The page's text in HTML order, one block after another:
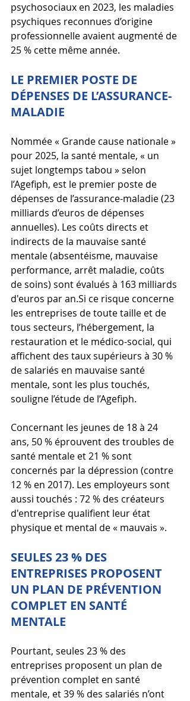
psychosociaux en 2023, les maladies
psychiques reconnues d’origine
professionnelle avaient augmenté de
25 % cette même année.
LE PREMIER POSTE DE
DÉPENSES DE L’ASSURANCE-
MALADIE
Nommée « Grande cause nationale »
pour 2025, la santé mentale, « un
sujet longtemps tabou » selon
l’Agefiph, est le premier poste de
dépenses de l’assurance-maladie (23
milliards d’euros de dépenses
annuelles). Les coûts directs et
indirects de la mauvaise santé
mentale (absentéisme, mauvaise
performance, arrêt maladie, coûts
de soins) sont évalués à 163 milliards
d'euros par an.Si ce risque concerne
les entreprises de toute taille et de
tous secteurs, l’hébergement, la
restauration et le médico-social, qui
affichent des taux supérieurs à 30 %
de salariés en mauvaise santé
mentale, sont les plus touchés,
souligne l’étude de l’Agefiph.
Concernant les jeunes de 18 à 24
ans, 50 % éprouvent des troubles de
santé mentale et 21 % sont
concernés par la dépression (contre
12 % en 2017). Les employeurs sont
aussi touchés : 72 % des créateurs
d'entreprise qualifient leur état
physique et mental de « mauvais ».
SEULES 23 % DES
ENTREPRISES PROPOSENT
UN PLAN DE PRÉVENTION
COMPLET EN SANTÉ
MENTALE
Pourtant, seules 23 % des
entreprises proposent un plan de
prévention complet en santé
mentale, et 39 % des salariés n’ont